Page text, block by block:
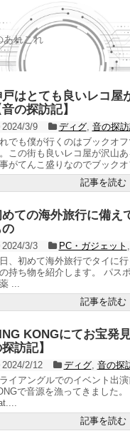
あれこれ
はとても良いレコ屋
音の探訪記】
2024/3/9 ディグ, 音の探
でも僕が行くのはブックオ
この街も良いレコ屋が沢山
がてんこ盛りなのでブック
記事を読む
ての海外旅行に備え
の
2024/3/3 PC・ガジェット ,
、初めて海外旅行でタイに
持ち物を紹介します。 パス
...
記事を読む
KONGにてお宝発
訪記】
2024/2/12 ディグ, 音の探
ライアングルでのイベント出
で音源を漁ってきました
記事を読む